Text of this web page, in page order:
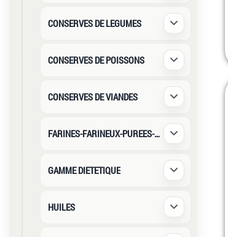
CONSERVES DE LEGUMES Déplier / Replier
CONSERVES DE POISSONS Déplier /
CONSERVES DE VIANDES Déplier / Replier
FARINES-FARINEUX-PUREES-SEMOUL Déplier / Replier
GAMME DIETETIQUE Déplier / Replier
HUILES Déplier / Replier